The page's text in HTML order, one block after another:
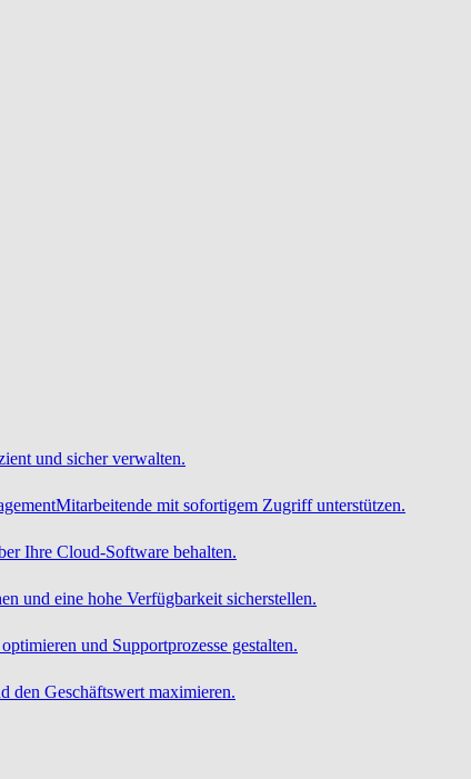
und sicher verwalten.
Mitarbeitende mit sofortigem Zugriff unterstützen.
Ihre Cloud-Software behalten.
und eine hohe Verfügbarkeit sicherstellen.
und Supportprozesse gestalten.
den Geschäftswert maximieren.